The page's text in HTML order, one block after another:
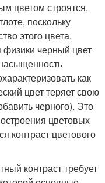
цветом строятся,
поскольку
этого цвета.
физики черный цвет
как
цвет теряет свою
черного). Это
цветовых
контраст цветового
контраст требует